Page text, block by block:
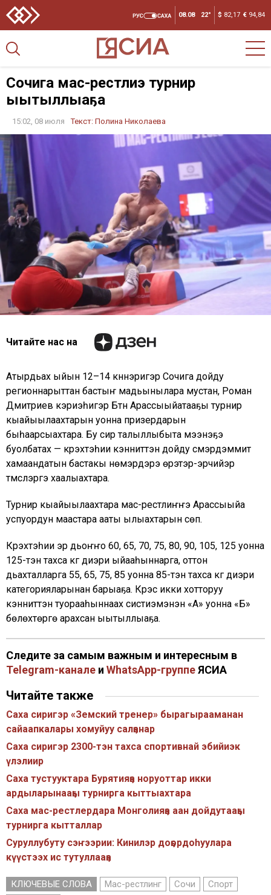
08.08 22° $ 82,17 € 94,84
Сочига мас-рестлиҥҥэ турнир
ыытыллыаҕа
15:02, 08 июля Текст: Полина Николаева
Читайте нас на
Атырдьах ыйын 12–14 күннэригэр Сочига дойду
регионнарыттан бастыҥ мадьынылара мустан, Роман
Дмитриев кэриэһигэр Бүтүн Арассыыйатааҕы турнир
кыайыылаахтарын уонна призердарын
быһаарсыахтара. Бу сир талыллыбыта мээнэҕэ
буолбатах — күрэхтэһии кэнниттэн дойду сүүмэрдэммит
хамаандатын бастакы нүөмэрдэрэ үөрэтэр-эрчийэр
түмсүүлэргэ хаалыахтара.
Турнир кыайыылаахтара мас-рестлиҥҥэ Арассыыйа
успуордун маастара ааты ылыахтарын сөп.
Күрэхтэһии эр дьоҥҥо 60, 65, 70, 75, 80, 90, 105, 125 уонна
125-тэн тахса кг диэри ыйааһыннарга, оттон
дьахталларга 55, 65, 75, 85 уонна 85-тэн тахса кг диэри
категорияларынан барыаҕа. Күрэс икки хотторуу
кэнниттэн туорааһыннаах систиэмэнэн «А» уонна «Б»
бөлөхтөргө арахсан ыытыллыаҕа.
Следите за самым важным и интересным в
Telegram-канале и WhatsApp-группеЯСИА
Читайте также
Саха сиригэр «Земский тренер» бырагырааманан
сайаапкалары хомуйуу салҕанар
Саха сиригэр 2300-тэн тахса спортивнай эбийиэк
үлэлиир
Саха тустууктара Бурятияҕа норуоттар икки
ардыларынааҕы турнирга кыттыахтара
Саха мас-рестлердара Монголияҕа аан дойдутааҕы
турнирга кытталлар
Суруллубуту сэҥээрии: Кинилэр доҕордоһуулара
күүстээх ис тутуллааҕа
КЛЮЧЕВЫЕ СЛОВА Мас-рестлинг Сочи
Спорт